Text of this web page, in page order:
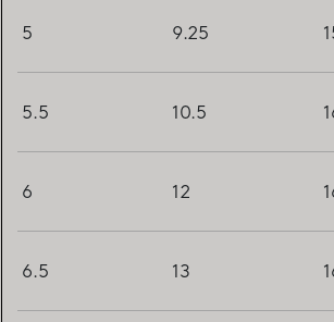
5 9.25
5.5 10.5
6 12
6.5 13